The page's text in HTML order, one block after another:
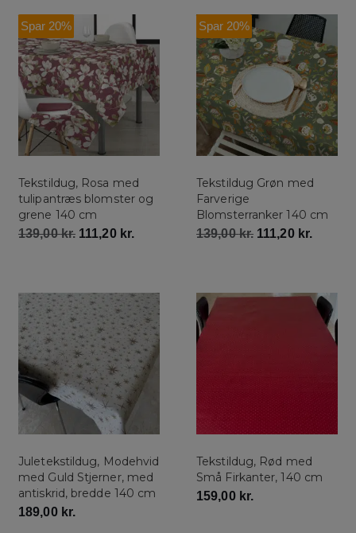
Spar 20%
Tekstildug, Rosa med
tulipantræs blomster og
grene 140 cm
139,00kr. 111,20 kr.
Spar 20%
Tekstildug Grøn med
Farverige
Blomsterranker 140 cm
139,00kr. 111,20 kr.
Juletekstildug, Modehvid
med Guld Stjerner, med
antiskrid, bredde 140 cm
189,00 kr.
Tekstildug, Rød med
Små Firkanter, 140 cm
159,00 kr.